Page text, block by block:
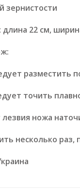
зернистости
длина 22 см,
разместить
точить
ножа
несколько